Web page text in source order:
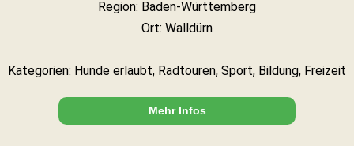
Region: Baden-Württemberg
Ort: Walldürn
Kategorien: Hunde erlaubt, Radtouren, Sport, Bildung, Freizeit
Mehr Infos